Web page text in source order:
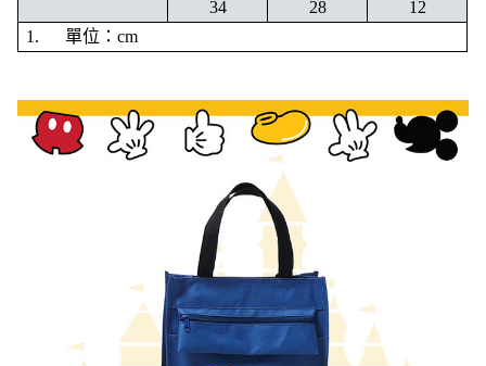
34
28
12
1.
單位：cm